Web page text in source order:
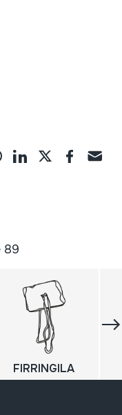
89
FIRRINGILA